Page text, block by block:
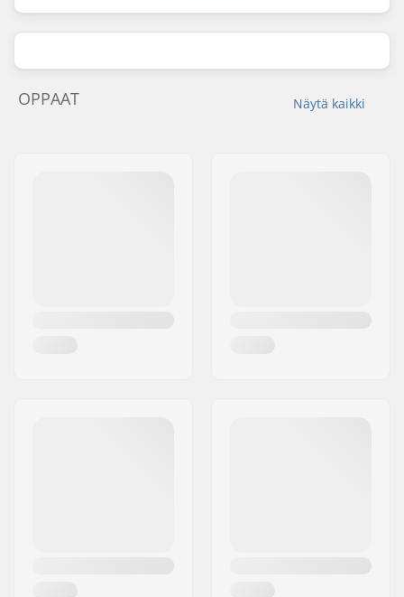
Näytä kaikki
OPPAAT